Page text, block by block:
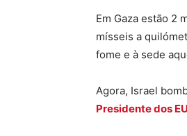
Em Gaza estão 2
mísseis a
fome e à sede
Agora, Israel
Presidente dos